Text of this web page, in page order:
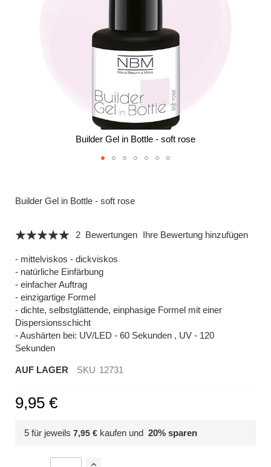
Builder Gel in Bottle - soft rose
der
Builder Gel in Bottle - soft rose
Bewertung:
2 Bewertungen Ihre Bewertung hinzufügen
- mittelviskos - dickviskos
- natürliche Einfärbung
- einfacher Auftrag
- einzigartige Formel
- dichte, selbstglättende, einphasige Formel mit einer
Dispersionsschicht
- Aushärten bei: UV/LED - 60 Sekunden , UV - 120
Sekunden
AUF LAGER SKU 12731
9,95 €
5 für jeweils 7,95 € kaufen und 20% sparen